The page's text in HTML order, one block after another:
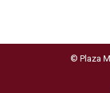
© Plaza